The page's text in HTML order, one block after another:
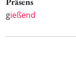
gießend